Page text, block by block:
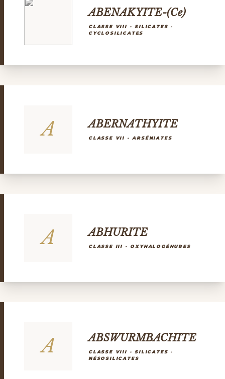
ABENAKYITE-(Ce)
CLASSE VIII - SILICATES -
CYCLOSILICATES
A ABERNATHYITE
CLASSE VII - ARSÉNIATES
A ABHURITE
CLASSE III - OXYHALOGÉNURES
A ABSWURMBACHITE
CLASSE VIII - SILICATES -
NÉSOSILICATES